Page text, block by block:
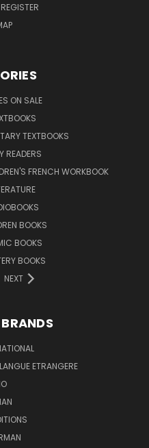
REGISTER
ON SALE
TEXTBOOKS
READERS
FRENCH WORKBOOK
BOOKS
BOOKS
BOOKS
NEXT
ETRANGERE